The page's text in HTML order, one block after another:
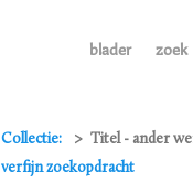
blader zoek
Collectie:
Titel - ander
verfijn zoekopdracht